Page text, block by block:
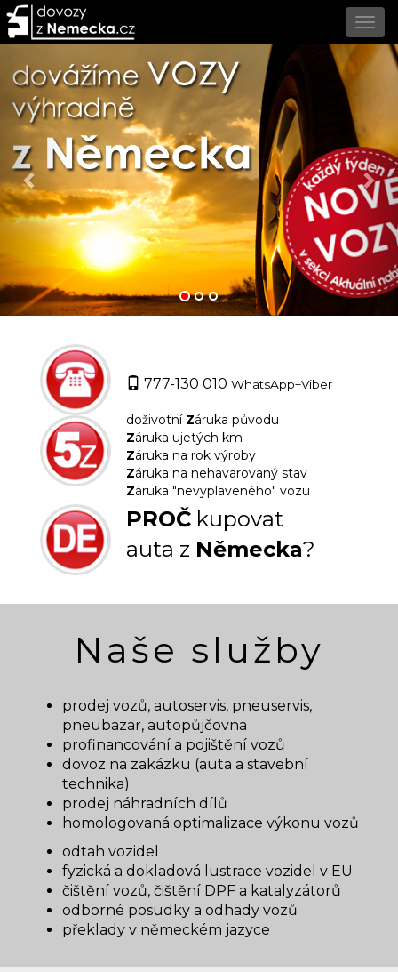
777-130 010 WhatsApp+Viber
doživotní Záruka původu
Záruka ujetých km
Záruka na rok výroby
Záruka na nehavarovaný stav
Záruka "nevyplaveného" vozu
PROČ kupovat
auta z Německa?
Naše služby
prodej vozů, autoservis, pneuservis,
pneubazar, autopůjčovna
profinancování a pojištění vozů
dovoz na zakázku (auta a stavební
technika)
prodej náhradních dílů
homologovaná optimalizace výkonu vozů
odtah vozidel
fyzická a dokladová lustrace vozidel v EU
čištění vozů, čištění DPF a katalyzátorů
odborné posudky a odhady vozů
překlady v německém jazyce